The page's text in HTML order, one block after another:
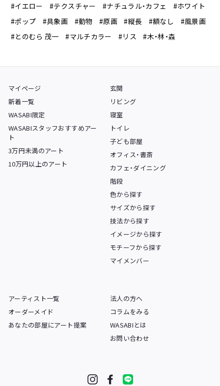
#イエロー
#テクスチャー #ナチュラル・カフェ
#ホワイト
#ポップ
#具象画 #動物 #原画 #縦長 #額なし
#風景画
#とのむら 茂一
#マルチカラー #リス #木・林・森
マイページ
新着一覧
WASABI限定
WASABIスタッフおすすめアー
ト
3万円未満のアート
10万円以上のアート
玄関
リビング
寝室
トイレ
子ども部屋
オフィス・書斎
カフェ・ダイニング
階段
色から探す
サイズから探す
技法から探す
イメージから探す
モチーフから探す
マイメンバー
アーティスト一覧
オーダーメイド
あなたの部屋にアート提案
法人の方へ
コラムをみる
WASABIとは
お問い合わせ